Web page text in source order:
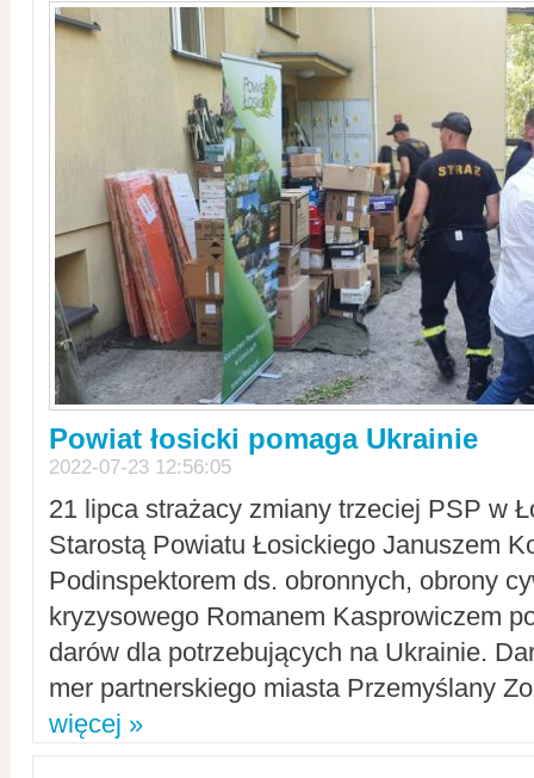
Powiat łosicki pomaga Ukrainie
2022-07-23 12:56:05
21 lipca strażacy zmiany trzeciej PSP w
Starostą Powiatu Łosickiego Januszem
Podinspektorem ds. obronnych, obrony
kryzysowego Romanem Kasprowiczem
darów dla potrzebujących na Ukrainie.
mer partnerskiego miasta Przemyślany
więcej »